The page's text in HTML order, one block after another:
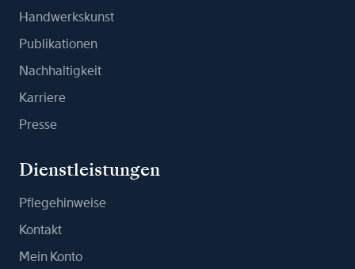
Handwerkskunst
Publikationen
Nachhaltigkeit
Karriere
Presse
Dienstleistungen
Pflegehinweise
Kontakt
Mein Konto